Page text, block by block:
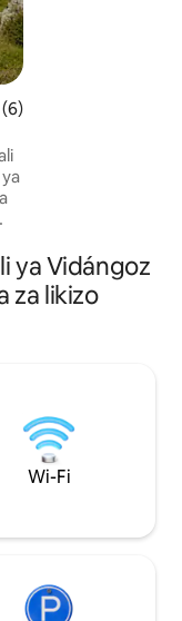
wa wastani wa 4.83
ya Vidángoz
za likizo
Wi-Fi